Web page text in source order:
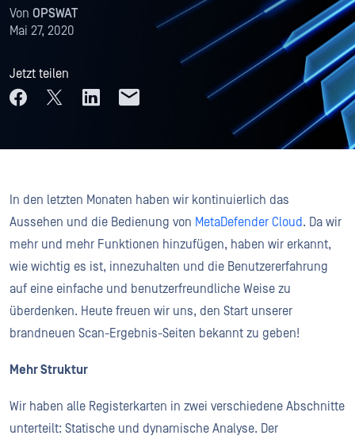
Von OPSWAT
Mai 27, 2020
Jetzt teilen
In den letzten Monaten haben wir kontinuierlich das
Aussehen und die Bedienung von MetaDefender Cloud. Da wir
mehr und mehr Funktionen hinzufügen, haben wir erkannt,
wie wichtig es ist, innezuhalten und die Benutzererfahrung
auf eine einfache und benutzerfreundliche Weise zu
überdenken. Heute freuen wir uns, den Start unserer
brandneuen Scan-Ergebnis-Seiten bekannt zu geben!
Mehr Struktur
Wir haben alle Registerkarten in zwei verschiedene Abschnitte
unterteilt: Statische und dynamische Analyse. Der